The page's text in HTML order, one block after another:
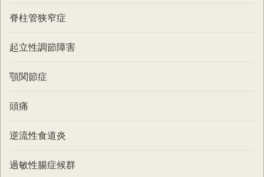
脊柱管狭窄症
起立性調節障害
顎関節症
頭痛
逆流性食道炎
過敏性腸症候群